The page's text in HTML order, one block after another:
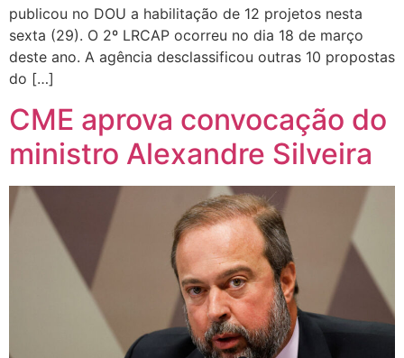
publicou no DOU a habilitação de 12 projetos nesta
sexta (29). O 2º LRCAP ocorreu no dia 18 de março
deste ano. A agência desclassificou outras 10 propostas
do […]
CME aprova convocação do
ministro Alexandre Silveira